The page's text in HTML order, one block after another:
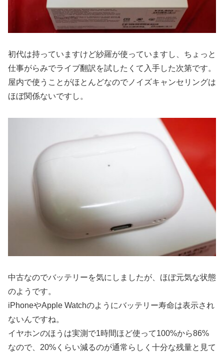
初代は持っていますけど紗羅が使っていますし、ちょっと
仕事がらみでライブ翻訳を試したくて入手した次第です。
屋内で使うことがほとんどなのでノイズキャンセリングは
ほぼ関係ないですし。
中古なのでバッテリーを気にしましたが、ほぼ元気な状態
のようです。
iPhoneやApple Watchのようにバッテリー寿命は表示され
ないんですね。
イヤホンのほうは実測で1時間ほど使って100%から86%
なので、20%くらい減るのが通常らしく十分な残量と見て